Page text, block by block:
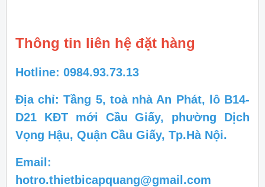
Thông tin liên hệ đặt hàng
Hotline: 0984.93.73.13
Địa chỉ: Tầng 5, toà nhà An Phát, lô B14-
D21 KĐT mới Cầu Giấy, phường Dịch
Vọng Hậu, Quận Cầu Giấy, Tp.Hà Nội.
Email:
hotro.thietbicapquang@gmail.com